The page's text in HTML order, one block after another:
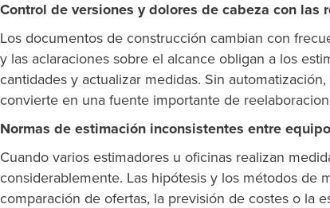
Control de versiones y dolores de cabeza con las
Los documentos de construcción cambian con
y las aclaraciones sobre el alcance obligan a los
cantidades y actualizar medidas. Sin
convierte en una fuente importante de
Normas de estimación inconsistentes entre
Cuando varios estimadores u oficinas realizan
considerablemente. Las hipótesis y los métodos de
comparación de ofertas, la previsión de costes o la